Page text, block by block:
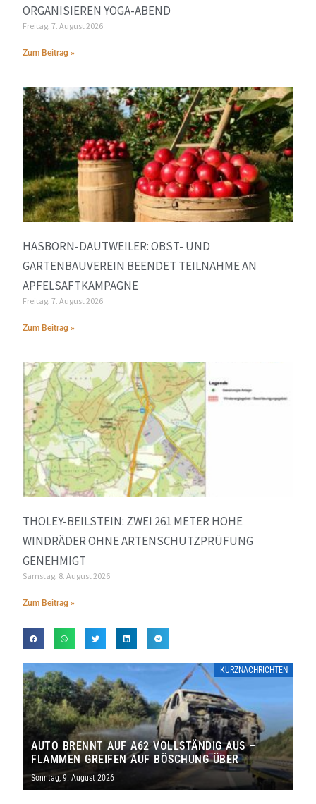
ORGANISIEREN YOGA-ABEND
Freitag, 7. August 2026
Zum Beitrag »
HASBORN-DAUTWEILER: OBST- UND
GARTENBAUVEREIN BEENDET TEILNAHME AN
APFELSAFTKAMPAGNE
Freitag, 7. August 2026
Zum Beitrag »
THOLEY-BEILSTEIN: ZWEI 261 METER HOHE
WINDRÄDER OHNE ARTENSCHUTZPRÜFUNG
GENEHMIGT
Samstag, 8. August 2026
Zum Beitrag »
KURZNACHRICHTEN
AUTO BRENNT AUF A62 VOLLSTÄNDIG AUS –
FLAMMEN GREIFEN AUF BÖSCHUNG ÜBER
Sonntag, 9. August 2026